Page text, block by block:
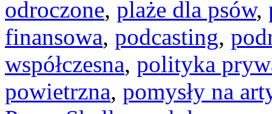
odroczone, plaże dla psów,
finansowa, podcasting,
współczesna, polityka
powietrzna, pomysły na